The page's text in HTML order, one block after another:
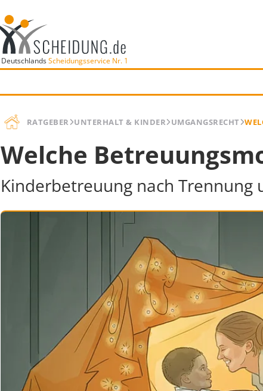
DeutschlandsScheidungsservice Nr. 1
RATGEBER UNTERHALT & KINDER UMGANGSRECHT
Welche
Kinderbetreuung nach Trennung